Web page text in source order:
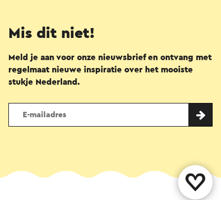
Mis dit niet!
Meld je aan voor onze nieuwsbrief en ontvang met
regelmaat nieuwe inspiratie over het mooiste
stukje Nederland.